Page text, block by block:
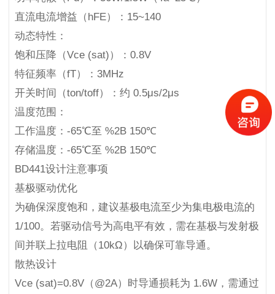
直流电流增益（hFE）：15~140
动态特性：
饱和压降（Vce (sat)）：0.8V
特征频率（fT）：3MHz
开关时间（ton/toff）：约 0.5μs/2μs
温度范围：
工作温度：-65℃至 %2B 150℃
存储温度：-65℃至 %2B 150℃
BD441设计注意事项
基极驱动优化
为确保深度饱和，建议基极电流至少为集电极电流的
1/100。若驱动信号为高电平有效，需在基极与发射极
间并联上拉电阻（10kΩ）以确保可靠导通。
散热设计
Vce (sat)=0.8V（@2A）时导通损耗为 1.6W，需通过